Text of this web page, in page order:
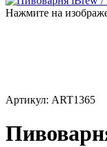
Нажмите на
Артикул: ART1365